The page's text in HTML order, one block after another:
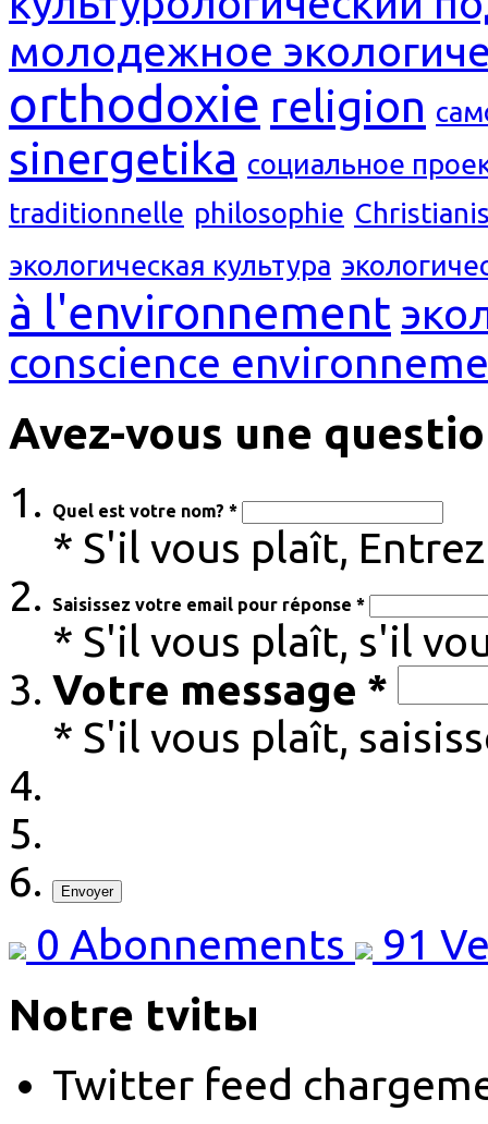
молодежное
orthodoxie religion
sinergetika социальное
traditionnelle philosophie
экологическая культура
à l'environnement
conscience
Avez-vous une
Quel est votre nom? *
* S'il vous plaît,
Saisissez votre email pour réponse *
* S'il vous plaît, s'il
Votre message *
* S'il vous plaît,
Envoyer
0 Abonnements 91
Notre tvitы
Twitter feed